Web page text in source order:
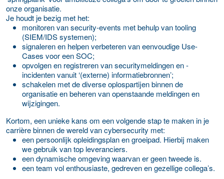
onze organisatie.
Je houdt je bezig met het:
monitoren van security-events met behulp van tooling
(SIEM/IDS systemen);
signaleren en helpen verbeteren van eenvoudige Use-
Cases voor een SOC;
opvolgen en registreren van securitymeldingen en -
incidenten vanuit ‘(externe) informatiebronnen’;
schakelen met de diverse oplospartijen binnen de
organisatie en beheren van openstaande meldingen en
wijzigingen.
Kortom, een unieke kans om een volgende stap te maken in je
carrière binnen de wereld van cybersecurity met:
een persoonlijk opleidingsplan en groeipad. Hierbij maken
we gebruik van top leveranciers.
een dynamische omgeving waarvan er geen tweede is.
een team vol enthousiaste, gedreven en gezellige collega’s.